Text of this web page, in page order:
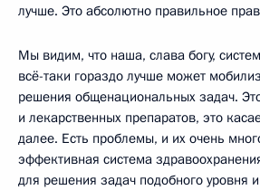
лучше. Это абсолютно правильное
Мы видим, что наша, слава богу,
всё-таки гораздо лучше может
решения общенациональных задач.
и лекарственных препаратов, это
далее. Есть проблемы, и их очень
эффективная система
для решения задач подобного уровня